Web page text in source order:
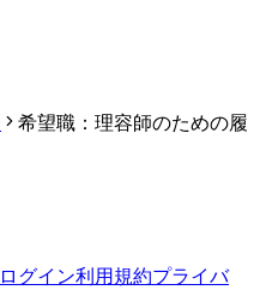
希望職：理容師のための履
グイン利用規約プライバ